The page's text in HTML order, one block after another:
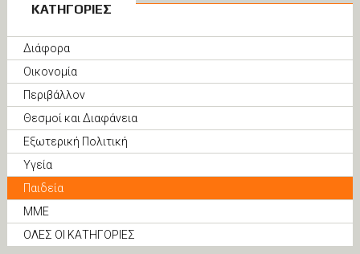
ΚΑΤΗΓΟΡΙΕΣ
Διάφορα
Οικονομία
Περιβάλλον
Θεσμοί και Διαφάνεια
Εξωτερική Πολιτική
Υγεία
Παιδεία
ΜΜΕ
ΟΛΕΣ ΟΙ ΚΑΤΗΓΟΡΙΕΣ